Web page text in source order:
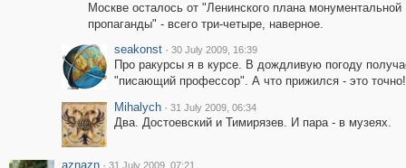
Москве осталось от "Ленинского плана монументальной
пропаганды" - всего три-четыре, наверное.
seakonst · 30 July 2009, 16:39
Про ракурсы я в курсе. В дождливую погоду
"писающий профессор". А что прижился - это точно!
Mihalych · 31 July 2009, 06:34
Два. Достоевский и Тимирязев. И пара - в музеях.
aznazn · 31 July 2009, 07:21